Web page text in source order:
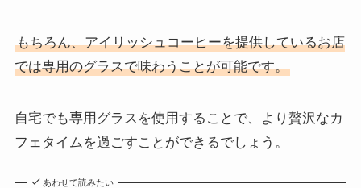
もちろん、アイリッシュコーヒーを提供しているお店
では専用のグラスで味わうことが可能です。
自宅でも専用グラスを使用することで、より贅沢なカ
フェタイムを過ごすことができるでしょう。
あわせて読みたい